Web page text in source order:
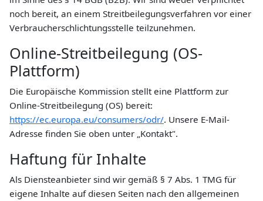
noch bereit, an einem Streitbeilegungsverfahren vor einer
Verbraucherschlichtungsstelle teilzunehmen.
Online-Streitbeilegung (OS-
Plattform)
Die Europäische Kommission stellt eine Plattform zur
Online-Streitbeilegung (OS) bereit:
https://ec.europa.eu/consumers/odr/. Unsere E-Mail-
Adresse finden Sie oben unter „Kontakt".
Haftung für Inhalte
Als Diensteanbieter sind wir gemäß § 7 Abs. 1 TMG für
eigene Inhalte auf diesen Seiten nach den allgemeinen